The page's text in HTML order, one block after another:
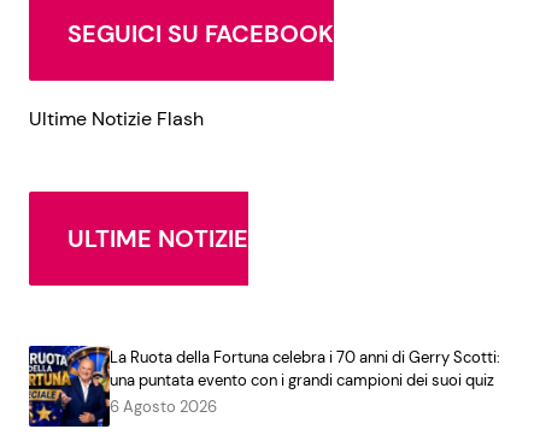
SEGUICI SU FACEBOOK
Ultime Notizie Flash
ULTIME NOTIZIE
La Ruota della Fortuna celebra i 70 anni di Gerry Scotti:
una puntata evento con i grandi campioni dei suoi quiz
6 Agosto 2026